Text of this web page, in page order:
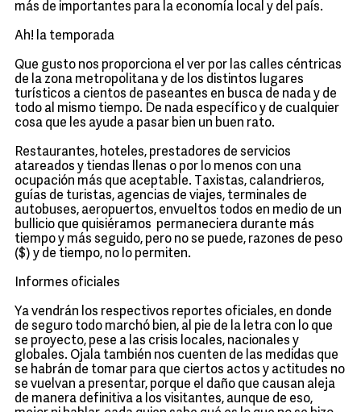
más de importantes para la economía local y del país.
Ah! la temporada
Que gusto nos proporciona el ver por las calles céntricas
de la zona metropolitana y de los distintos lugares
turísticos a cientos de paseantes en busca de nada y de
todo al mismo tiempo. De nada específico y de cualquier
cosa que les ayude a pasar bien un buen rato.
Restaurantes, hoteles, prestadores de servicios
atareados y tiendas llenas o por lo menos con una
ocupación más que aceptable. Taxistas, calandrieros,
guías de turistas, agencias de viajes, terminales de
autobuses, aeropuertos, envueltos todos en medio de un
bullicio que quisiéramos permaneciera durante más
tiempo y más seguido, pero no se puede, razones de peso
($) y de tiempo, no lo permiten.
Informes oficiales
Ya vendrán los respectivos reportes oficiales, en donde
de seguro todo marchó bien, al pie de la letra con lo que
se proyecto, pese a las crisis locales, nacionales y
globales. Ojala también nos cuenten de las medidas que
se habrán de tomar para que ciertos actos y actitudes no
se vuelvan a presentar, porque el daño que causan aleja
de manera definitiva a los visitantes, aunque de eso,